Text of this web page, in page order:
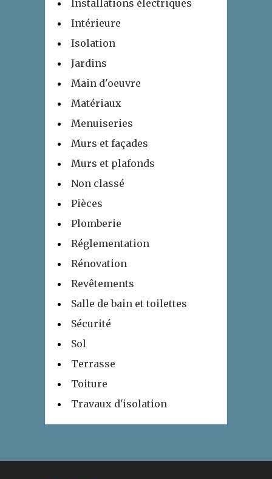
Installations électriques
Intérieure
Isolation
Jardins
Main d'oeuvre
Matériaux
Menuiseries
Murs et façades
Murs et plafonds
Non classé
Pièces
Plomberie
Réglementation
Rénovation
Revêtements
Salle de bain et toilettes
Sécurité
Sol
Terrasse
Toiture
Travaux d'isolation